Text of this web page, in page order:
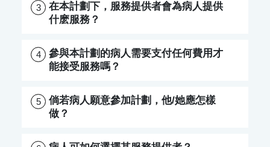
3
在本計劃下，服務提供者會為病人提供
什麽服務？
4
參與本計劃的病人需要支付任何費用才
能接受服務嗎？
5
倘若病人願意參加計劃，他/她應怎樣
做？